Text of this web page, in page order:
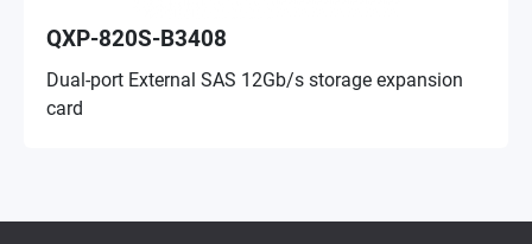
QXP-820S-B3408
Dual-port External SAS 12Gb/s storage expansion
card